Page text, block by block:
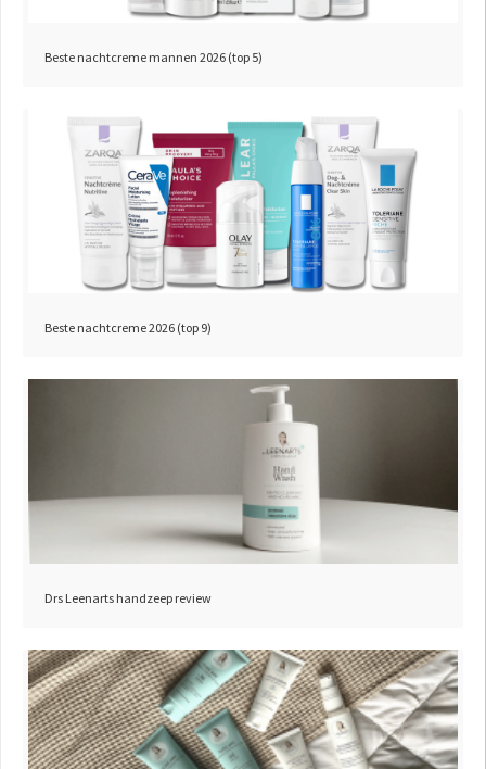
Beste nachtcreme mannen 2026 (top 5)
Beste nachtcreme 2026 (top 9)
Drs Leenarts handzeep review